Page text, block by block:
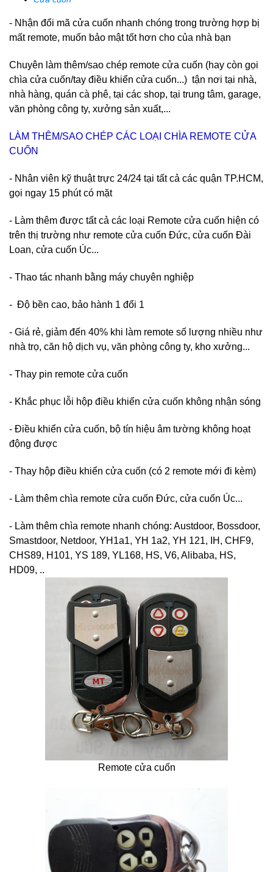
- Nhận đổi mã cửa cuốn nhanh chóng trong trường hợp bị
mất remote, muốn bảo mật tốt hơn cho của nhà bạn
Chuyên làm thêm/sao chép remote cửa cuốn (hay còn gọi
chìa cửa cuốn/tay điều khiển cửa cuốn...) tận nơi tại nhà,
nhà hàng, quán cà phê, tại các shop, tại trung tâm, garage,
văn phòng công ty, xưởng sản xuất,...
LÀM THÊM/SAO CHÉP CÁC LOẠI CHÌA REMOTE CỬA
CUỐN
- Nhân viên kỹ thuật trực 24/24 tại tất cả các quận TP.HCM,
gọi ngay 15 phút có mặt
- Làm thêm được tất cả các loại Remote cửa cuốn hiện có
trên thị trường như remote cửa cuốn Đức, cửa cuốn Đài
Loan, cửa cuốn Úc...
- Thao tác nhanh bằng máy chuyên nghiệp
- Độ bền cao, bảo hành 1 đổi 1
- Giá rẻ, giảm đến 40% khi làm remote số lượng nhiều như
nhà trọ, căn hộ dịch vụ, văn phòng công ty, kho xưởng...
- Thay pin remote cửa cuốn
- Khắc phục lỗi hộp điều khiển cửa cuốn không nhận sóng
- Điều khiển cửa cuốn, bộ tín hiệu âm tường không hoạt
động được
- Thay hộp điều khiển cửa cuốn (có 2 remote mới đi kèm)
- Làm thêm chìa remote cửa cuốn Đức, cửa cuốn Úc...
- Làm thêm chìa remote nhanh chóng: Austdoor, Bossdoor,
Smastdoor, Netdoor, YH1a1, YH 1a2, YH 121, IH, CHF9,
CHS89, H101, YS 189, YL168, HS, V6, Alibaba, HS,
HD09, ..
Remote cửa cuốn